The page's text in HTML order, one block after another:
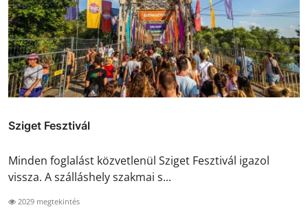
Sziget Fesztivál
Minden foglalást közvetlenül Sziget Fesztivál igazol
vissza. A szálláshely szakmai s...
2029 megtekintés